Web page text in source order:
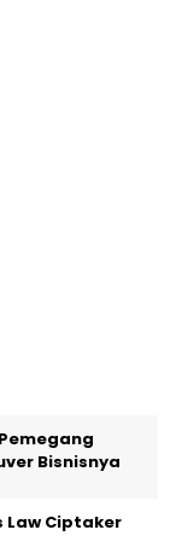
Bisnisnya
Law Ciptaker